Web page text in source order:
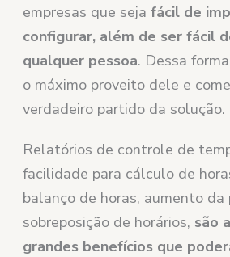
empresas que sejafácil de
configurar, além de ser fácil
qualquer pessoa. Dessa
o máximo proveito dele e
verdadeiro partido da solução.
Relatórios de controle de
facilidade para cálculo de
balanço de horas, aumento
sobreposição de horários, são
grandes benefícios que